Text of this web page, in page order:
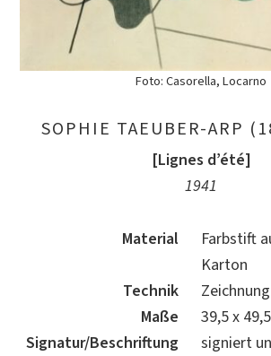
Foto: Casorella, Locarno
SOPHIE TAEUBER-ARP
[Lignes d’été]
1941
Material
Farbstift
Karton
Technik
Zeichnung
Maße
39,5 x
Signatur/Beschriftung
signiert